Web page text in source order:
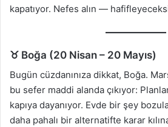
kapatıyor. Nefes alın —
♉ Boğa (20 Nisan – 20 Mayıs)
Bugün cüzdanınıza dikkat, Boğa.
bu sefer maddi alanda çıkıyor:
kapıya dayanıyor. Evde bir şey
daha pahalı bir alternatifte karar